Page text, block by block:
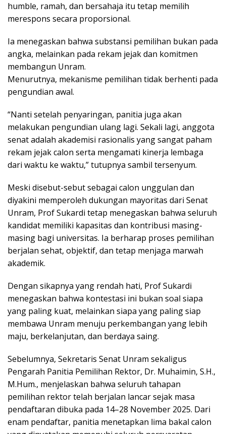
humble, ramah, dan bersahaja itu tetap memilih
merespons secara proporsional.
Ia menegaskan bahwa substansi pemilihan bukan pada
angka, melainkan pada rekam jejak dan komitmen
membangun Unram.
Menurutnya, mekanisme pemilihan tidak berhenti pada
pengundian awal.
“Nanti setelah penyaringan, panitia juga akan
melakukan pengundian ulang lagi. Sekali lagi, anggota
senat adalah akademisi rasionalis yang sangat paham
rekam jejak calon serta mengamati kinerja lembaga
dari waktu ke waktu,” tutupnya sambil tersenyum.
Meski disebut-sebut sebagai calon unggulan dan
diyakini memperoleh dukungan mayoritas dari Senat
Unram, Prof Sukardi tetap menegaskan bahwa seluruh
kandidat memiliki kapasitas dan kontribusi masing-
masing bagi universitas. Ia berharap proses pemilihan
berjalan sehat, objektif, dan tetap menjaga marwah
akademik.
Dengan sikapnya yang rendah hati, Prof Sukardi
menegaskan bahwa kontestasi ini bukan soal siapa
yang paling kuat, melainkan siapa yang paling siap
membawa Unram menuju perkembangan yang lebih
maju, berkelanjutan, dan berdaya saing.
Sebelumnya, Sekretaris Senat Unram sekaligus
Pengarah Panitia Pemilihan Rektor, Dr. Muhaimin, S.H.,
M.Hum., menjelaskan bahwa seluruh tahapan
pemilihan rektor telah berjalan lancar sejak masa
pendaftaran dibuka pada 14–28 November 2025. Dari
enam pendaftar, panitia menetapkan lima bakal calon